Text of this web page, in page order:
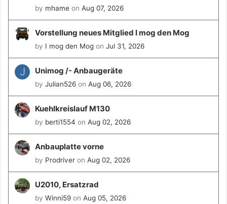
by mhame on Aug 07, 2026
Vorstellung neues Mitglied I mog den Mog
by I mog den Mog on Jul 31, 2026
J Unimog /- Anbaugeräte
by Julian526 on Aug 06, 2026
Kuehlkreislauf M130
by berti1554 on Aug 02, 2026
Anbauplatte vorne
by Prodriver on Aug 02, 2026
U2010, Ersatzrad
by Winni59 on Aug 05, 2026